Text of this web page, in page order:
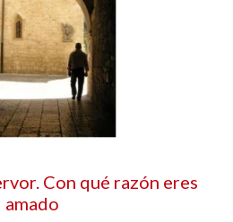
Con qué razón eres
amado